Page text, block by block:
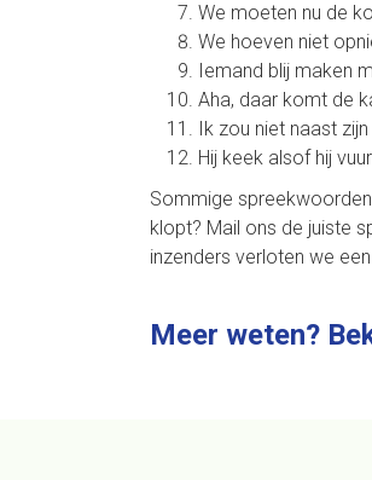
We moeten nu de
We hoeven niet
Iemand blij maken
Aha, daar komt de
Ik zou niet naast
Hij keek alsof hij
Sommige
klopt? Mail ons de juiste
inzenders verloten we
Meer weten?